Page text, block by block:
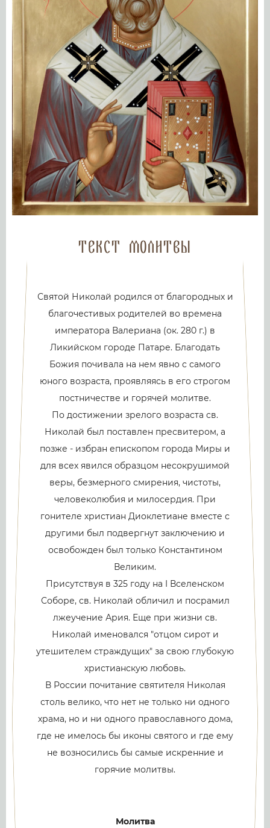
Текст молитвы
Святой Николай родился от благородных и
благочестивых родителей во времена
императора Валериана (ок. 280 г.) в
Ликийском городе Патаре. Благодать
Божия почивала на нем явно с самого
юного возраста, проявляясь в его строгом
постничестве и горячей молитве.
По достижении зрелого возраста св.
Николай был поставлен пресвитером, а
позже - избран епископом города Миры и
для всех явился образцом несокрушимой
веры, безмерного смирения, чистоты,
человеколюбия и милосердия. При
гонителе христиан Диоклетиане вместе с
другими был подвергнут заключению и
освобожден был только Константином
Великим.
Присутствуя в 325 году на I Вселенском
Соборе, св. Николай обличил и посрамил
лжеучение Ария. Еще при жизни св.
Николай именовался "отцом сирот и
утешителем страждущих" за свою глубокую
христианскую любовь.
В России почитание святителя Николая
столь велико, что нет не только ни одного
храма, но и ни одного православного дома,
где не имелось бы иконы святого и где ему
не возносились бы самые искренние и
горячие молитвы.
Молитва